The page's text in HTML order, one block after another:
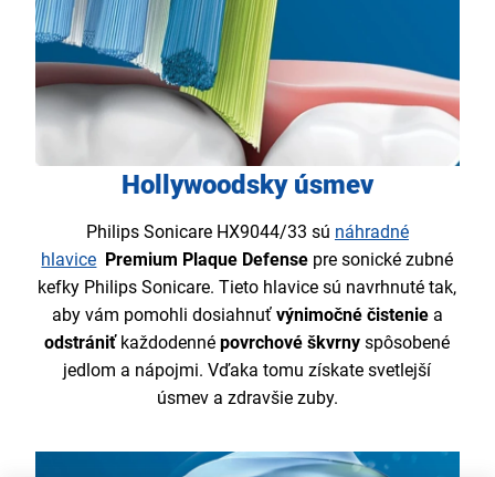
Hollywoodsky úsmev
Philips Sonicare HX9044/33 sú náhradné
hlavice Premium Plaque Defense pre sonické zubné
kefky Philips Sonicare. Tieto hlavice sú navrhnuté tak,
aby vám pomohli dosiahnuť výnimočné čisteniea
odstrániť každodennépovrchové škvrnyspôsobené
jedlom a nápojmi. Vďaka tomu získate svetlejší
úsmev a zdravšie zuby.